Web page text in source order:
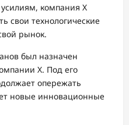
компания X
свои технологические
рынок.
был назначен
X. Под его
опережать
новые инновационные